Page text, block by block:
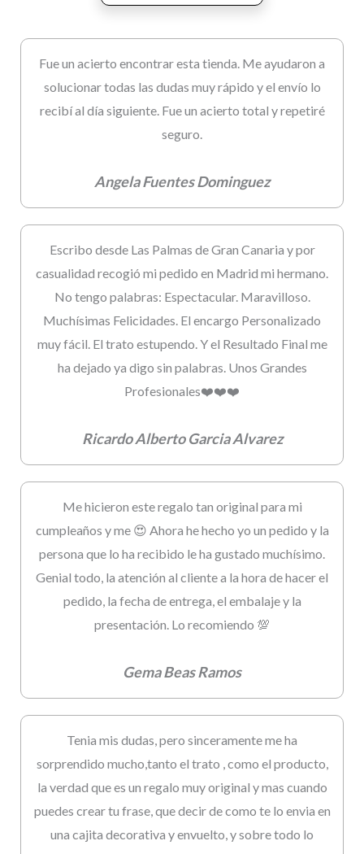
Fue un acierto encontrar esta tienda. Me ayudaron a
solucionar todas las dudas muy rápido y el envío lo
recibí al día siguiente. Fue un acierto total y repetiré
seguro.
Angela Fuentes Dominguez
Escribo desde Las Palmas de Gran Canaria y por
casualidad recogió mi pedido en Madrid mi hermano.
No tengo palabras: Espectacular. Maravilloso.
Muchísimas Felicidades. El encargo Personalizado
muy fácil. El trato estupendo. Y el Resultado Final me
ha dejado ya digo sin palabras. Unos Grandes
Profesionales❤️❤️❤️
Ricardo Alberto Garcia Alvarez
Me hicieron este regalo tan original para mi
cumpleaños y me 😍 Ahora he hecho yo un pedido y la
persona que lo ha recibido le ha gustado muchísimo.
Genial todo, la atención al cliente a la hora de hacer el
pedido, la fecha de entrega, el embalaje y la
presentación. Lo recomiendo 💯
Gema Beas Ramos
Tenia mis dudas, pero sinceramente me ha
sorprendido mucho,tanto el trato , como el producto,
la verdad que es un regalo muy original y mas cuando
puedes crear tu frase, que decir de como te lo envia en
una cajita decorativa y envuelto, y sobre todo lo